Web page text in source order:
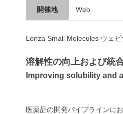
開催地 Web
Lonza Small Molecules ウェビ
溶解性の向上および統
Improving solubility and
医薬品の開発パイプラインに